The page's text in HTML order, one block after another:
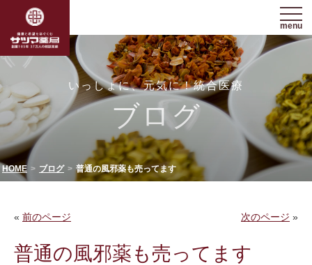
menu
いっしょに、元気に！統合医療
ブログ
HOME ブログ 普通の風邪薬も売ってます
« 前のページ 次のページ »
普通の風邪薬も売ってます